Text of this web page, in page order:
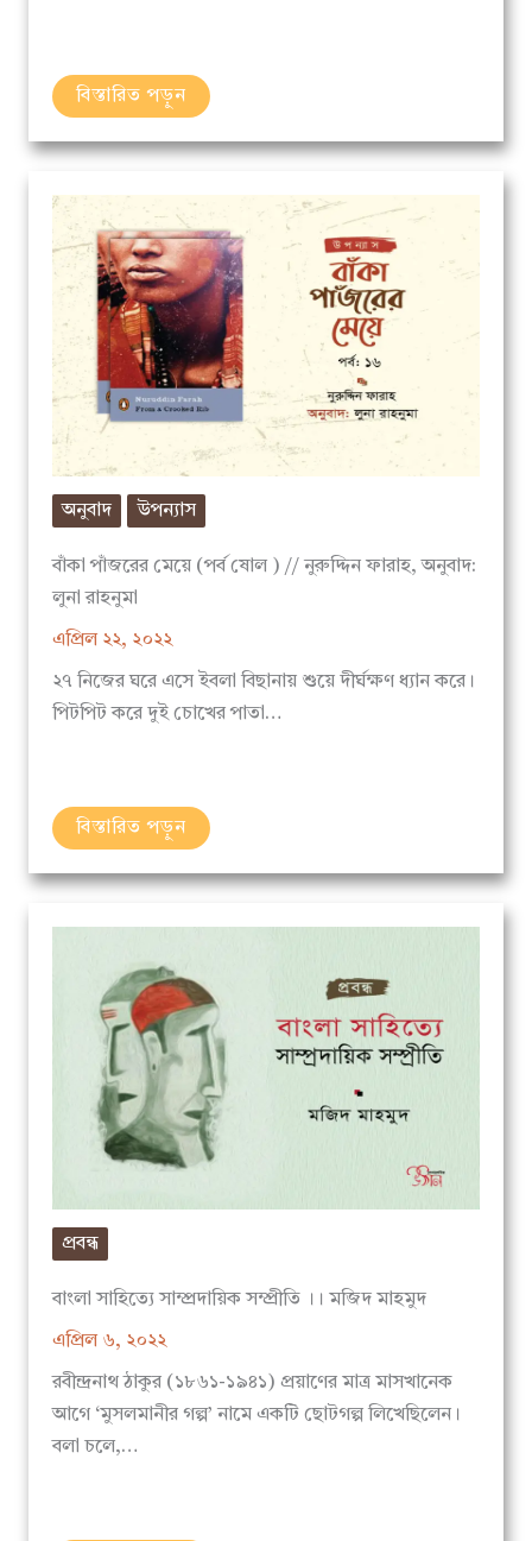
অনুবাদ উপন্যাস
লুনা রাহনুমা
এপ্রিল ২২, ২০২২
২৭ নিজের ঘরে এসে ইবলা বিছানায় শুয়ে দীর্ঘক্ষণ ধ্যান করে।
পিটপিট করে দুই চোখের পাতা…
প্রবন্ধ
এপ্রিল ৬, ২০২২
রবীন্দ্রনাথ ঠাকুর (১৮৬১-১৯৪১) প্রয়াণের মাত্র মাসখানেক
আগে ‘মুসলমানীর গল্প’ নামে একটি ছোটগল্প লিখেছিলেন।
বলা চলে,…